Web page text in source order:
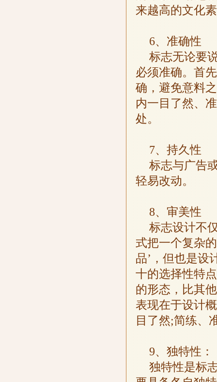
来越高的文化
6、准确性
标志无论要
必须准确。首
确，避免意料
内一目了然、
处。
7、持久性
标志与广告
轻易改动。
8、审美性
标志设计不
式把一个复杂
品’，但也是设
十的选择性特
的形态，比其
表现在于设计
目了然;简练、
9、独特性：
独特性是标